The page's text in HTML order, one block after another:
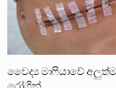
වෛද්‍ය මාෆියාවේ